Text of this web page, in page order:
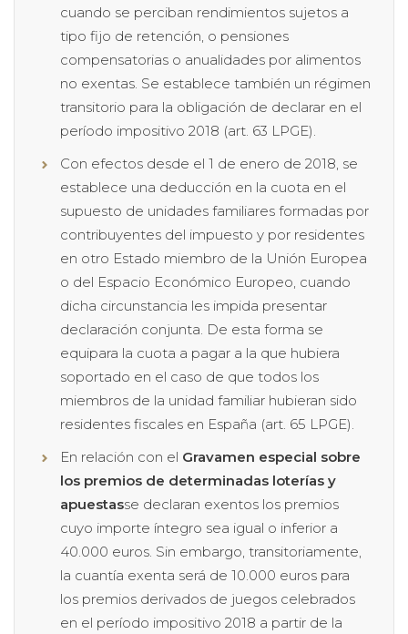
cuando se perciban rendimientos sujetos a
tipo fijo de retención, o pensiones
compensatorias o anualidades por alimentos
no exentas. Se establece también un régimen
transitorio para la obligación de declarar en el
período impositivo 2018 (art. 63 LPGE).
Con efectos desde el 1 de enero de 2018, se
establece una deducción en la cuota en el
supuesto de unidades familiares formadas por
contribuyentes del impuesto y por residentes
en otro Estado miembro de la Unión Europea
o del Espacio Económico Europeo, cuando
dicha circunstancia les impida presentar
declaración conjunta. De esta forma se
equipara la cuota a pagar a la que hubiera
soportado en el caso de que todos los
miembros de la unidad familiar hubieran sido
residentes fiscales en España (art. 65 LPGE).
En relación con el Gravamen especial sobre
los premios de determinadas loterías y
apuestasse declaran exentos los premios
cuyo importe íntegro sea igual o inferior a
40.000 euros. Sin embargo, transitoriamente,
la cuantía exenta será de 10.000 euros para
los premios derivados de juegos celebrados
en el período impositivo 2018 a partir de la